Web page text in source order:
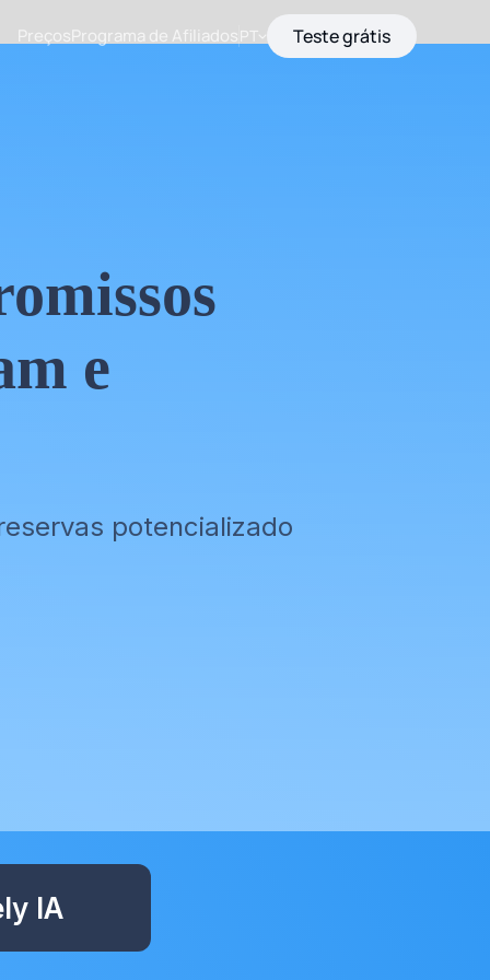
PreçosPrograma de AfiliadosPT Teste grátis
e
potencializado
IA